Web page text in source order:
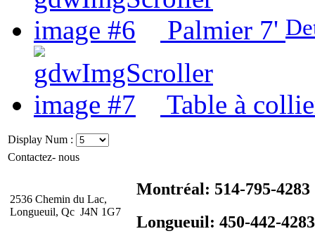
Palmier 7'
Table à
Display Num :
Contactez- nous
2536 Chemin du Lac,
Longueuil, Qc J4N 1G7
Montréal: 514-795-4283
Longueuil: 450-442-4283